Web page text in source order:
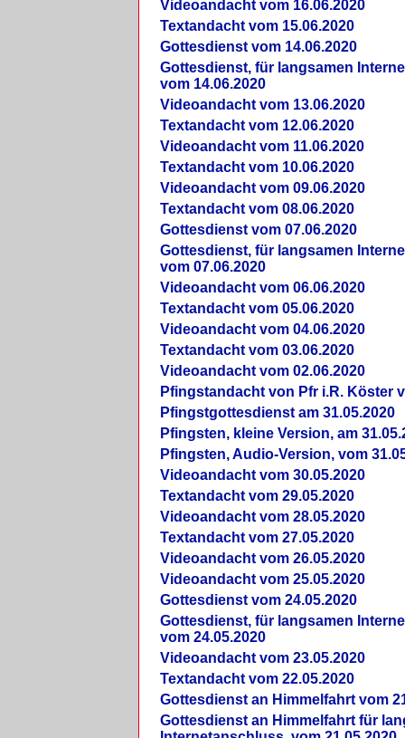
Videoandacht vom 16.06.2020
Textandacht vom 15.06.2020
Gottesdienst vom 14.06.2020
Gottesdienst, für langsamen
vom 14.06.2020
Videoandacht vom 13.06.2020
Textandacht vom 12.06.2020
Videoandacht vom 11.06.2020
Textandacht vom 10.06.2020
Videoandacht vom 09.06.2020
Textandacht vom 08.06.2020
Gottesdienst vom 07.06.2020
Gottesdienst, für langsamen
vom 07.06.2020
Videoandacht vom 06.06.2020
Textandacht vom 05.06.2020
Videoandacht vom 04.06.2020
Textandacht vom 03.06.2020
Videoandacht vom 02.06.2020
Pfingstandacht von Pfr i.R. Köster
Pfingstgottesdienst am 31.05.2020
Pfingsten, kleine Version, am
Pfingsten, Audio-Version, vom
Videoandacht vom 30.05.2020
Textandacht vom 29.05.2020
Videoandacht vom 28.05.2020
Textandacht vom 27.05.2020
Videoandacht vom 26.05.2020
Videoandacht vom 25.05.2020
Gottesdienst vom 24.05.2020
Gottesdienst, für langsamen
vom 24.05.2020
Videoandacht vom 23.05.2020
Textandacht vom 22.05.2020
Gottesdienst an Himmelfahrt vom
Gottesdienst an Himmelfahrt für